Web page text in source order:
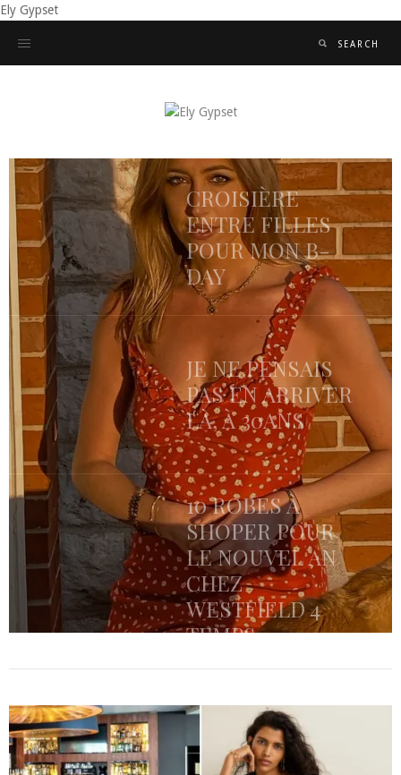
Ely Gypset
CROISIÈRE
ENTRE FILLES
POUR MON B-
DAY
JE NE PENSAIS
PAS EN ARRIVER
LÀ, À 30ANS
10 ROBES À
SHOPER POUR
LE NOUVEL AN
CHEZ
WESTFIELD 4
TEMPS